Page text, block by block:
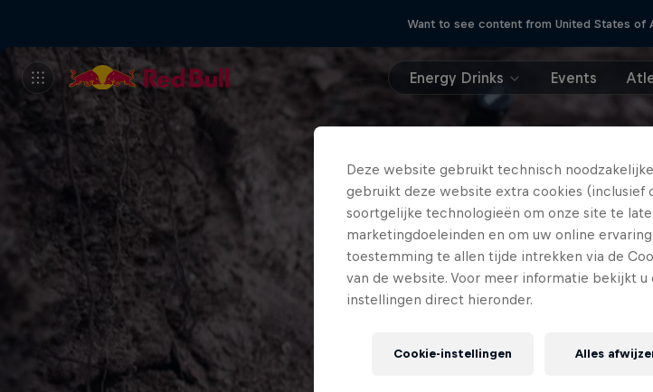
Want to see content from United States of
Energy Drinks Events
Deze website gebruikt technisch
gebruikt deze website extra cookies (inclusief
soortgelijke technologieën om onze site te
marketingdoeleinden en om uw online
toestemming te allen tijde intrekken via de
van de website. Voor meer informatie bekijkt u
instellingen direct hieronder.
Cookie-instellingen Alles